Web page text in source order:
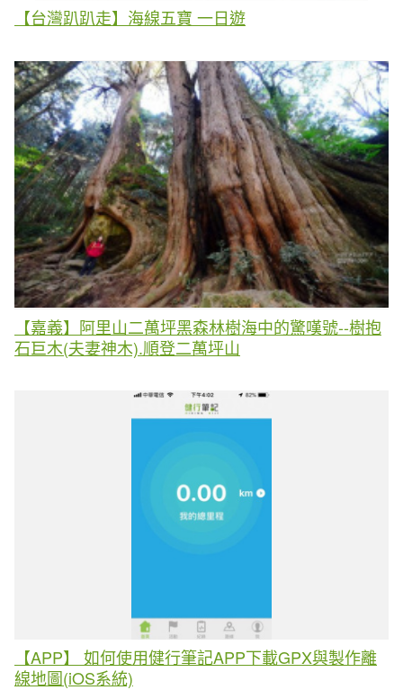
【台灣趴趴走】海線五寶 一日遊
【嘉義】阿里山二萬坪黑森林樹海中的驚嘆號--樹抱
石巨木(夫妻神木).順登二萬坪山
【APP】 如何使用健行筆記APP下載GPX與製作離
線地圖(iOS系統)